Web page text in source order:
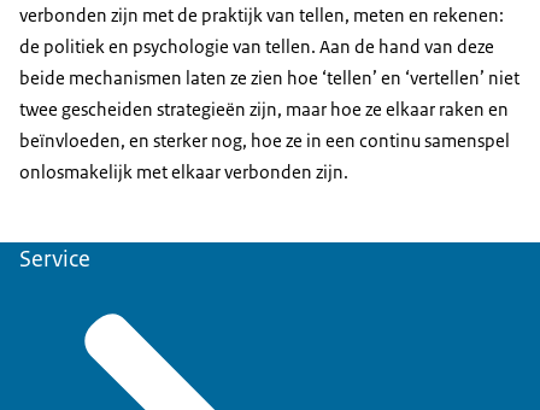
verbonden zijn met de praktijk van tellen, meten en rekenen:
de politiek en psychologie van tellen. Aan de hand van deze
beide mechanismen laten ze zien hoe ‘tellen’ en ‘vertellen’ niet
twee gescheiden strategieën zijn, maar hoe ze elkaar raken en
beïnvloeden, en sterker nog, hoe ze in een continu samenspel
onlosmakelijk met elkaar verbonden zijn.
Service